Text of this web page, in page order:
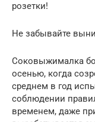
розетки!
Не забывайте
Соковыжималка
осенью, когда
среднем в год
соблюдении
временем, даже